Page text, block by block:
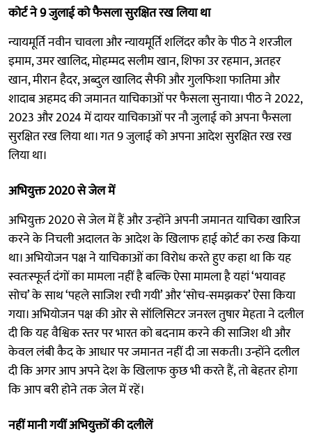
कोर्ट ने 9 जुलाई को फैसला सुरक्षित रख लिया था
न्यायमूर्ति नवीन चावला और न्यायमूर्ति शलिंदर कौर के पीठ ने शरजील
इमाम, उमर खालिद, मोहम्मद सलीम खान, शिफा उर रहमान, अतहर
खान, मीरान हैदर, अब्दुल खालिद सैफी और गुलफिशा फातिमा और
शादाब अहमद की जमानत याचिकाओं पर फैसला सुनाया। पीठ ने 2022,
2023 और 2024 में दायर याचिकाओं पर नौ जुलाई को अपना फैसला
सुरक्षित रख लिया था। गत 9 जुलाई को अपना आदेश सुरक्षित रख रख
लिया था।
अभियुक्त 2020 से जेल में
अभियुक्त 2020 से जेल में हैं और उन्होंने अपनी जमानत याचिका खारिज
करने के निचली अदालत के आदेश के खिलाफ हाई कोर्ट का रुख किया
था। अभियोजन पक्ष ने याचिकाओं का विरोध करते हुए कहा था कि यह
स्वतःस्फूर्त दंगों का मामला नहीं है बल्कि ऐसा मामला है यहां ‘भयावह
सोच’ के साथ ‘पहले साजिश रची गयी’ और ‘सोच-समझकर’ ऐसा किया
गया। अभियोजन पक्ष की ओर से सॉलिसिटर जनरल तुषार मेहता ने दलील
दी कि यह वैश्विक स्तर पर भारत को बदनाम करने की साजिश थी और
केवल लंबी कैद के आधार पर जमानत नहीं दी जा सकती। उन्होंने दलील
दी कि अगर आप अपने देश के खिलाफ कुछ भी करते हैं, तो बेहतर होगा
कि आप बरी होने तक जेल में रहें।
नहीं मानी गयीं अभियुक्तों की दलीलें